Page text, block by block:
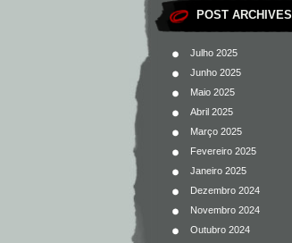
POST ARCHIVES
Julho 2025
Junho 2025
Maio 2025
Abril 2025
Março 2025
Fevereiro 2025
Janeiro 2025
Dezembro 2024
Novembro 2024
Outubro 2024